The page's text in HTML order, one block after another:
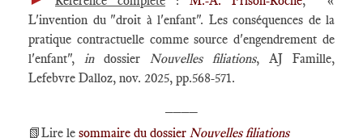
L'invention du "droit à l'enfant". Les conséquences de la
pratique contractuelle comme source d'engendrement de
l'enfant", indossier Nouvelles filiations, AJ Famille,
Lefebvre Dalloz, nov. 2025, pp.568-571.
📗Lire le sommaire du dossier Nouvelles filiations